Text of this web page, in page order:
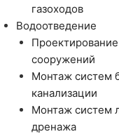
газоходов
Водоотведение
сооружений
Монтаж систем
канализации
Монтаж систем
дренажа